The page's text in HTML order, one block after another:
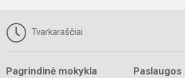
Tvarkaraščiai
Pagrindinė mokykla Paslaugos